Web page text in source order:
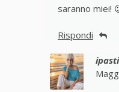
saranno miei!
Rispondi